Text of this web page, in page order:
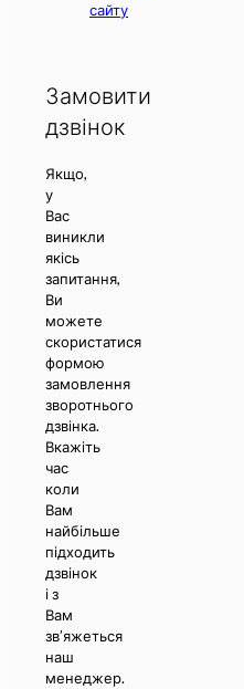
сайту
Замовити
дзвінок
Якщо,
у
Вас
виникли
якісь
запитання,
Ви
можете
скористатися
формою
замовлення
зворотнього
дзвінка.
Вкажіть
час
коли
Вам
найбільше
підходить
дзвінок
і з
Вам
зв’яжеться
наш
менеджер.